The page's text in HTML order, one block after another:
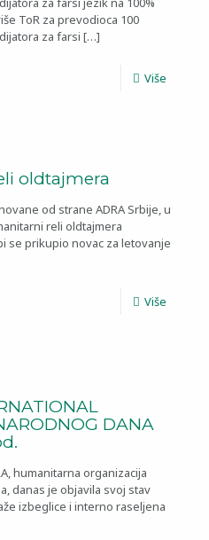
ToR za prevodioca 100
za farsi […]
Više
oldtajmera
od strane ADRA Srbije, u
reli oldtajmera
se prikupio novac za letovanje
Više
DANA
humanitarna organizacija
danas je objavila svoj stav
izbeglice i interno raseljena